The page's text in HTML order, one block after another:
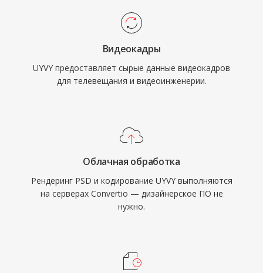
Видеокадры
UYVY предоставляет сырые данные видеокадров
для телевещания и видеоинженерии.
Облачная обработка
Рендеринг PSD и кодирование UYVY выполняются
на серверах Convertio — дизайнерское ПО не
нужно.